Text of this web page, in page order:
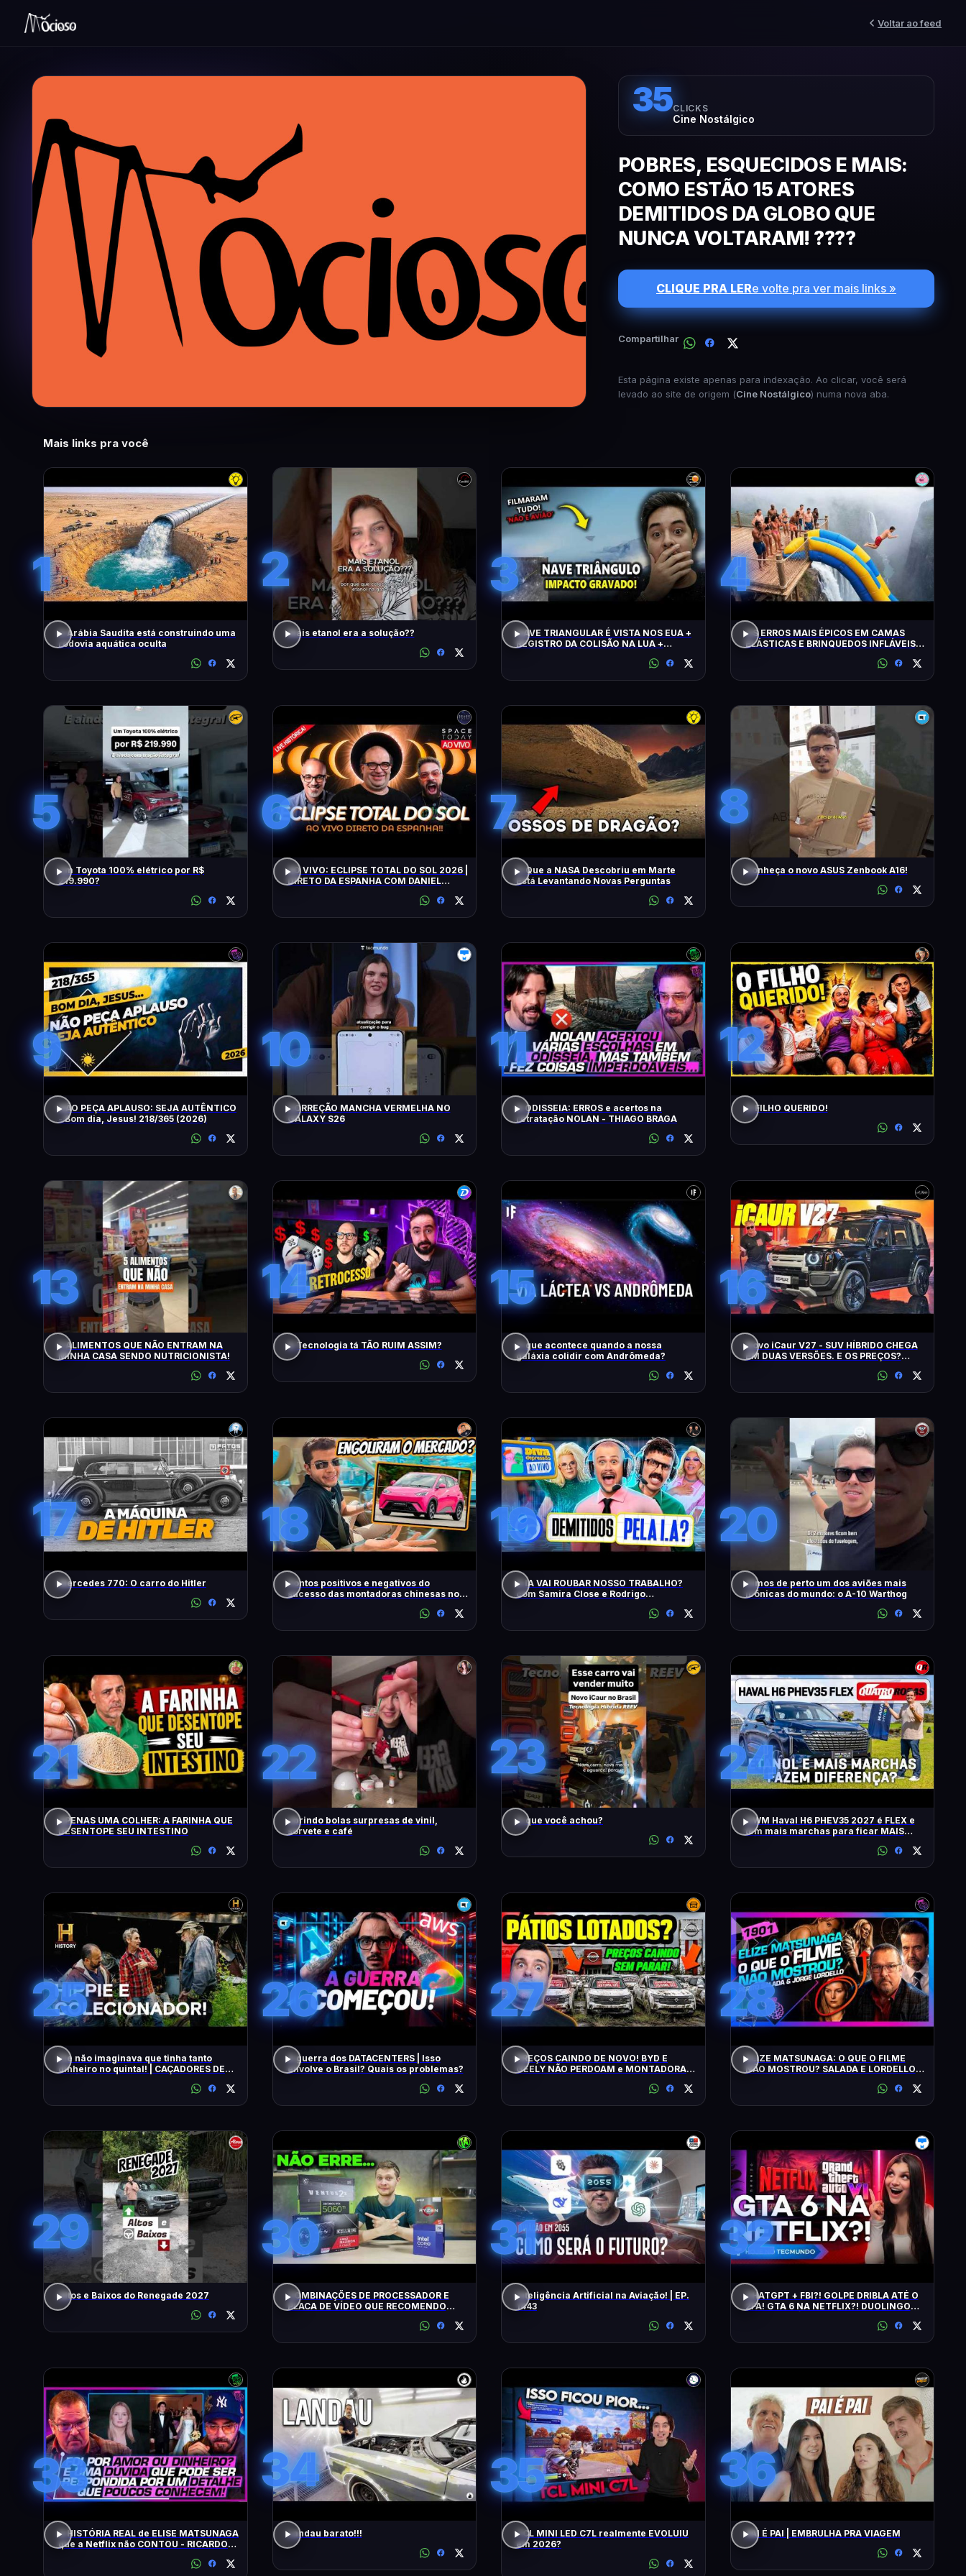
Voltar ao feed
35CLICKS
Cine Nostálgico
POBRES, ESQUECIDOS E MAIS:
COMO ESTÃO 15 ATORES
DEMITIDOS DA GLOBO QUE
NUNCA VOLTARAM! ????
CLIQUE PRA LERe volte pra ver mais links »
Compartilhar
Esta página existe apenas para indexação. Ao clicar, você será
levado ao site de origem (Cine Nostálgico) numa nova aba.
Mais links pra você
1
A Arábia Saudita está construindo uma
rodovia aquática oculta
2
Mais etanol era a solução??
3
NAVE TRIANGULAR É VISTA NOS EUA +
REGISTRO DA COLISÃO NA LUA +
4
OS ERROS MAIS ÉPICOS EM CAMAS
ELÁSTICAS E BRINQUEDOS INFLÁVEIS
5
Um Toyota 100% elétrico por R$
219.990?
6
AO VIVO: ECLIPSE TOTAL DO SOL 2026 |
DIRETO DA ESPANHA COM DANIEL
7
O Que a NASA Descobriu em Marte
Está Levantando Novas Perguntas
8
Conheça o novo ASUS Zenbook A16!
9
NÃO PEÇA APLAUSO: SEJA AUTÊNTICO
- Bom dia, Jesus! 218/365 (2026)
10
CORREÇÃO MANCHA VERMELHA NO
GALAXY S26
11
A ODISSEIA: ERROS e acertos na
retratação NOLAN - THIAGO BRAGA
12
O FILHO QUERIDO!
13
5 ALIMENTOS QUE NÃO ENTRAM NA
MINHA CASA SENDO NUTRICIONISTA!
14
A Tecnologia tá TÃO RUIM ASSIM?
15
O que acontece quando a nossa
galáxia colidir com Andrômeda?
16
Novo iCaur V27 - SUV HÍBRIDO CHEGA
EM DUAS VERSÕES. E OS PREÇOS?
17
Mercedes 770: O carro do Hitler
18
Pontos positivos e negativos do
sucesso das montadoras chinesas no
19
A IA VAI ROUBAR NOSSO TRABALHO?
com Samira Close e Rodrigo
20
Vimos de perto um dos aviões mais
icônicas do mundo: o A-10 Warthog
21
APENAS UMA COLHER: A FARINHA QUE
DESENTOPE SEU INTESTINO
22
abrindo bolas surpresas de vinil,
sorvete e café
23
O que você achou?
24
GWM Haval H6 PHEV35 2027 é FLEX e
tem mais marchas para ficar MAIS
25
Ele não imaginava que tinha tanto
dinheiro no quintal! | CAÇADORES DE
26
A guerra dos DATACENTERS | Isso
envolve o Brasil? Quais os problemas?
27
PREÇOS CAINDO DE NOVO! BYD E
GEELY NÃO PERDOAM e MONTADORAS
28
ELIZE MATSUNAGA: O QUE O FILME
NÃO MOSTROU? SALADA E LORDELLO -
29
Altos e Baixos do Renegade 2027
30
COMBINAÇÕES DE PROCESSADOR E
PLACA DE VÍDEO QUE RECOMENDO
31
Inteligência Artificial na Aviação! | EP.
1443
32
CHATGPT + FBI?! GOLPE DRIBLA ATÉ O
2FA! GTA 6 NA NETFLIX?! DUOLINGO
33
A HISTÓRIA REAL de ELISE MATSUNAGA
que a Netflix não CONTOU - RICARDO
34
Landau barato!!!
35
TCL MINI LED C7L realmente EVOLUIU
em 2026?
36
PAI É PAI | EMBRULHA PRA VIAGEM